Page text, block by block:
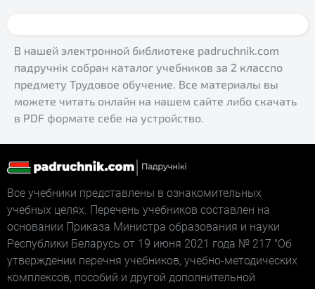
В нашей электронной библиотеке padruchnik.com
падручнік собран каталог учебников за 2 класспо
предмету Трудовое обучение. Все материалы вы
можете читать онлайн на нашем сайте либо скачать
в PDF формате себе на устройство.
Все учебники представлены в ознакомительных
учебных целях. Перечень учебников составлен на
основании Приказа Министра образования и науки
Республики Беларусь от 19 июня 2021 года № 217 "Об
утверждении перечня учебников, учебно-методических
комплексов, пособий и другой дополнительной